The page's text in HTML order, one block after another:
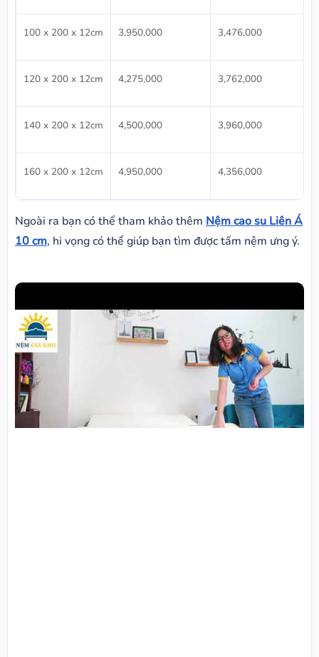
100 x 200 x 12cm 3,950,000 3,476,000
120 x 200 x 12cm 4,275,000 3,762,000
140 x 200 x 12cm 4,500,000 3,960,000
160 x 200 x 12cm 4,950,000 4,356,000
Ngoài ra bạn có thể tham khảo thêm Nệm cao su Liên Á
10 cm, hi vọng có thể giúp bạn tìm được tấm nệm ưng ý.